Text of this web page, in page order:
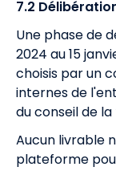
7.2
Une phase de
2024 au 15
choisis par un
internes de
du conseil de
Aucun livrable
plateforme